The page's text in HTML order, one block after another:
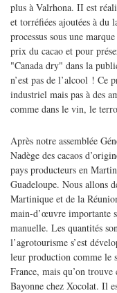
plus à Valrhona. II est
et torréfiées ajoutées à du
processus sous une
prix du cacao et pour
"Canada dry" dans la
n’est pas de l’alcool ! Ce
industriel mais pas à des
comme dans le vin, le
Après notre assemblée
Nadège des cacaos
pays producteurs en
Guadeloupe. Nous allons
Martinique et de la
main-d’œuvre importante
manuelle. Les quantités
l’agrotourisme s’est
leur production comme le
France, mais qu’on
Bayonne chez Xocolat. Il